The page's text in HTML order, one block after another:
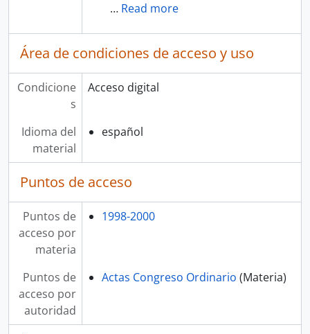
… Read more
Área de condiciones de acceso y uso
Condicione
s
Acceso digital
Idioma del
material
español
Puntos de acceso
Puntos de
acceso por
materia
1998-2000
Puntos de
acceso por
autoridad
Actas Congreso Ordinario (Materia)